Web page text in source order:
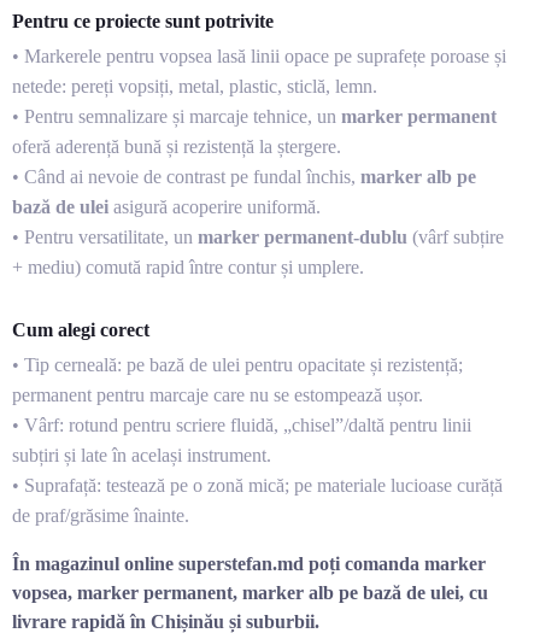
Pentru ce proiecte sunt potrivite
• Markerele pentru vopsea lasă linii opace pe suprafețe poroase și
netede: pereți vopsiți, metal, plastic, sticlă, lemn.
• Pentru semnalizare și marcaje tehnice, un marker permanent
oferă aderență bună și rezistență la ștergere.
• Când ai nevoie de contrast pe fundal închis, marker alb pe
bază de ulei asigură acoperire uniformă.
• Pentru versatilitate, un marker permanent-dublu (vârf subțire
+ mediu) comută rapid între contur și umplere.
Cum alegi corect
• Tip cerneală: pe bază de ulei pentru opacitate și rezistență;
permanent pentru marcaje care nu se estompează ușor.
• Vârf: rotund pentru scriere fluidă, „chisel”/daltă pentru linii
subțiri și late în același instrument.
• Suprafață: testează pe o zonă mică; pe materiale lucioase curăță
de praf/grăsime înainte.
În magazinul online superstefan.md poți comanda marker
vopsea, marker permanent, marker alb pe bază de ulei, cu
livrare rapidă în Chișinău și suburbii.